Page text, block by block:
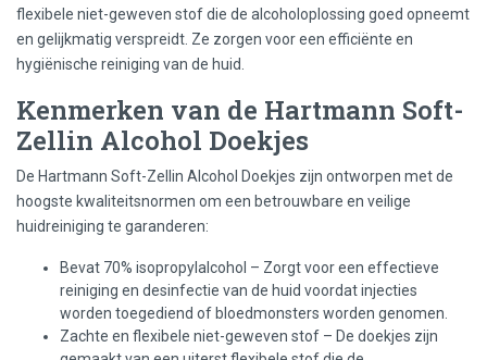
flexibele niet-geweven stof die de alcoholoplossing goed opneemt
en gelijkmatig verspreidt. Ze zorgen voor een efficiënte en
hygiënische reiniging van de huid.
Kenmerken van de Hartmann Soft-
Zellin Alcohol Doekjes
De Hartmann Soft-Zellin Alcohol Doekjes zijn ontworpen met de
hoogste kwaliteitsnormen om een betrouwbare en veilige
huidreiniging te garanderen:
Bevat 70% isopropylalcohol – Zorgt voor een effectieve
reiniging en desinfectie van de huid voordat injecties
worden toegediend of bloedmonsters worden genomen.
Zachte en flexibele niet-geweven stof – De doekjes zijn